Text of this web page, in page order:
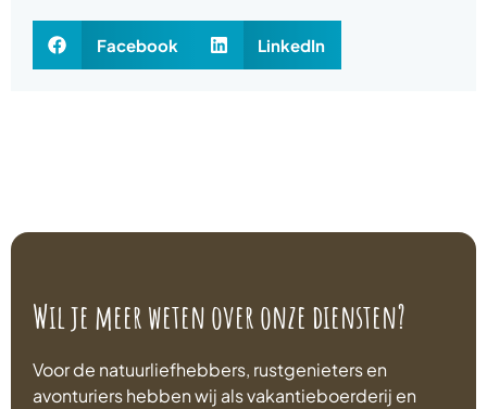
Facebook LinkedIn
Wil je meer weten over onze diensten?
Voor de natuurliefhebbers, rustgenieters en
avonturiers hebben wij als vakantieboerderij en